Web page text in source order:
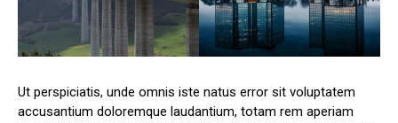
Ut perspiciatis, unde omnis iste natus error sit voluptatem
accusantium doloremque laudantium, totam rem aperiam